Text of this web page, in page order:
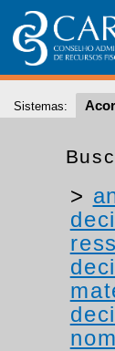
Sistemas:
>